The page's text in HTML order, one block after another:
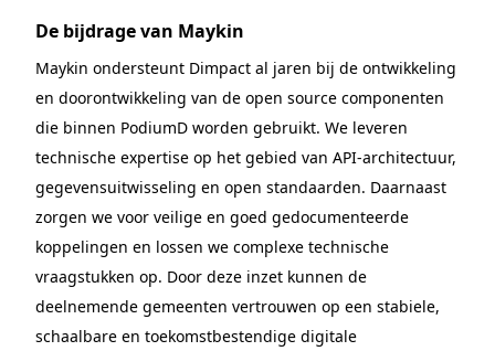
De bijdrage van Maykin
Maykin ondersteunt Dimpact al jaren bij de ontwikkeling
en doorontwikkeling van de open source componenten
die binnen PodiumD worden gebruikt. We leveren
technische expertise op het gebied van API-architectuur,
gegevensuitwisseling en open standaarden. Daarnaast
zorgen we voor veilige en goed gedocumenteerde
koppelingen en lossen we complexe technische
vraagstukken op. Door deze inzet kunnen de
deelnemende gemeenten vertrouwen op een stabiele,
schaalbare en toekomstbestendige digitale